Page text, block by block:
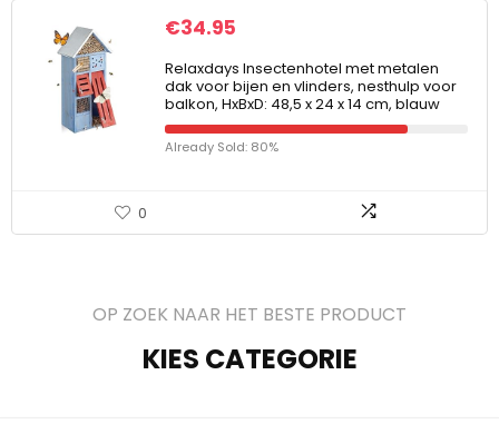
€34.95
Relaxdays Insectenhotel met metalen
dak voor bijen en vlinders, nesthulp voor
balkon, HxBxD: 48,5 x 24 x 14 cm, blauw
Already Sold: 80%
0
OP ZOEK NAAR HET BESTE PRODUCT
KIES CATEGORIE